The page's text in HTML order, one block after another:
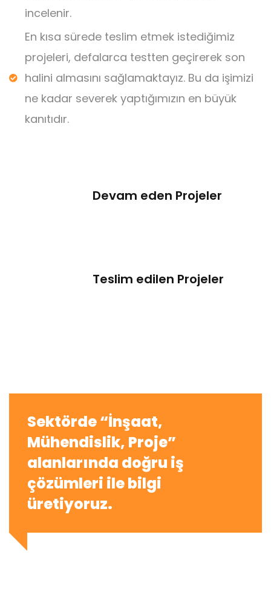
incelenir.
En kısa sürede teslim etmek istediğimiz
projeleri, defalarca testten geçirerek son
halini almasını sağlamaktayız. Bu da işimizi
ne kadar severek yaptığımızın en büyük
kanıtıdır.
Devam eden Projeler
Teslim edilen Projeler
Sektörde “İnşaat,
Mühendislik, Proje”
alanlarında doğru iş
çözümleri ile bilgi
üretiyoruz.